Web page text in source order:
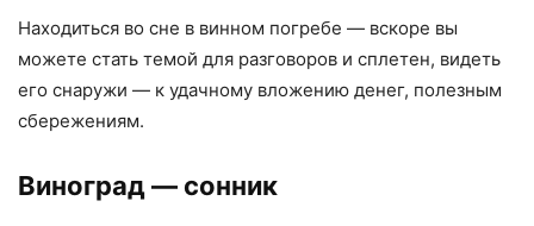
Находиться во сне в винном погребе — вскоре вы
можете стать темой для разговоров и сплетен, видеть
его снаружи — к удачному вложению денег, полезным
сбережениям.
Виноград— сонник